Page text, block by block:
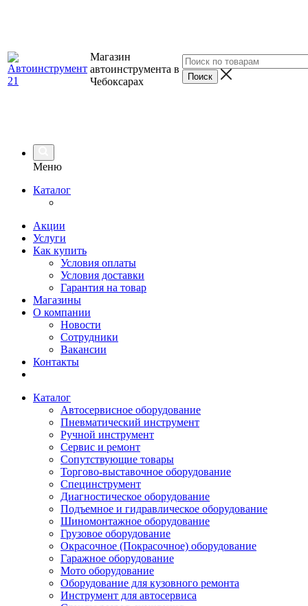
Магазин
автоинструмента в
Чебоксарах
Меню
Каталог
Акции
Услуги
Как купить
Условия оплаты
Условия доставки
Гарантия на товар
Магазины
О компании
Новости
Сотрудники
Вакансии
Контакты
Каталог
Автосервисное оборудование
Пневматический инструмент
Ручной инструмент
Сервис и ремонт
Сопутствующие товары
Торгово-выставочное оборудование
Специнструмент
Диагностическое оборудование
Подъемное и гидравлическое оборудование
Шиномонтажное оборудование
Грузовое оборудование
Окрасочное (Покрасочное) оборудование
Гаражное оборудование
Мото оборудование
Оборудование для кузовного ремонта
Инструмент для автосервиса